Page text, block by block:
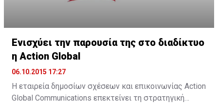
Ενισχύει την παρουσία της στο διαδίκτυο
η Action Global
06.10.2015 17:27
Η εταιρεία δημοσίων σχέσεων και επικοινωνίας Action
Global Communications επεκτείνει τη στρατηγική